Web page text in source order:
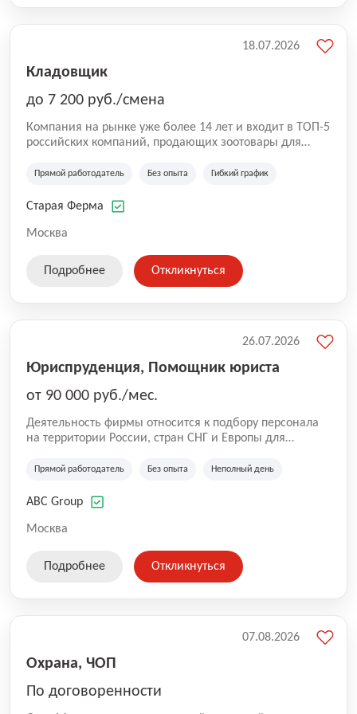
Кладовщик
до 7 200 руб./смена
Компания на рынке уже более 14 лет и входит в ТОП-5
российских компаний, продающих зоотовары для
компания владеет 5 розничными магазинами, а также
России (Wildberries, Ozon, Яндекс. Маркет и
на глобальной доставке товаров по всей территории
SKU, премиальные бренды кормов и собственные
Прямой работодатель Без опыта Гибкий график
Старая Ферма
Москва
18.07.2026
Подробнее Откликнуться
Юриспруденция, Помощник юриста
от 90 000 руб./мес.
Деятельность фирмы относится к подбору персонала
на территории России, стран СНГ и Европы для
культуре и развлечениям, информационным
Прямой работодатель Без опыта Неполный день
ABC Group
Москва
26.07.2026
Подробнее Откликнуться
Охрана, ЧОП
По договоренности
07.08.2026